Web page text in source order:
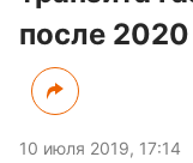
после 2020
10 июля 2019, 17:14